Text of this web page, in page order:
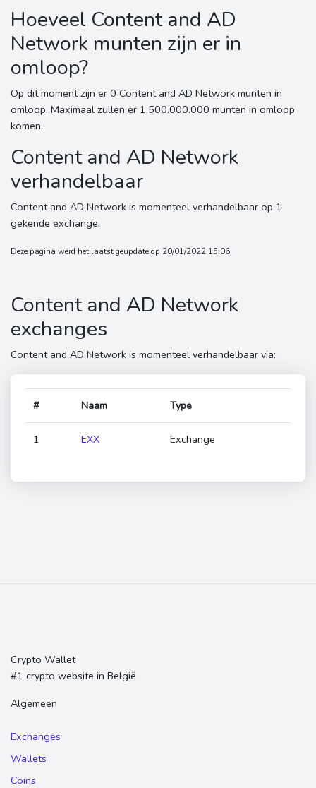
Hoeveel Content and AD
Network munten zijn er in
omloop?
Op dit moment zijn er 0 Content and AD Network munten in
omloop. Maximaal zullen er 1.500.000.000 munten in omloop
komen.
Content and AD Network
verhandelbaar
Content and AD Network is momenteel verhandelbaar op 1
gekende exchange.
Deze pagina werd het laatst geupdate op 20/01/2022 15:06
Content and AD Network
exchanges
Content and AD Network is momenteel verhandelbaar via:
# Naam Type
1 EXX Exchange
Crypto Wallet
#1 crypto website in België
Algemeen
Exchanges
Wallets
Coins